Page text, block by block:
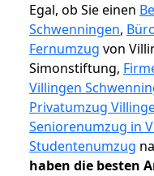
Egal, ob Sie einen
Schwenningen,
Fernumzug von
Simonstiftung,
Villingen
Privatumzug
Seniorenumzug in
Studentenumzug
haben die besten